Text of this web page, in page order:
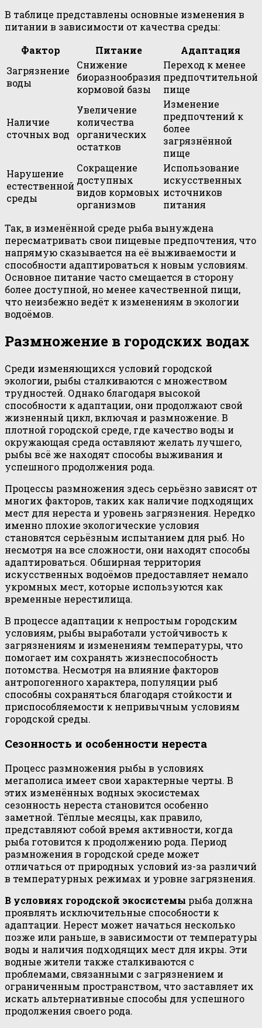
В таблице представлены основные изменения в
питании в зависимости от качества среды:
Фактор
Питание
Адаптация
Загрязнение
воды
Снижение
биоразнообразия
кормовой базы
Переход к менее
предпочтительной
пище
Наличие
сточных вод
Увеличение
количества
органических
остатков
Изменение
предпочтений к
более
загрязнённой
пище
Нарушение
естественной
среды
Сокращение
доступных
видов кормовых
организмов
Использование
искусственных
источников
питания
Так, в изменённой среде рыба вынуждена
пересматривать свои пищевые предпочтения, что
напрямую сказывается на её выживаемости и
способности адаптироваться к новым условиям.
Основное питание часто смещается в сторону
более доступной, но менее качественной пищи,
что неизбежно ведёт к изменениям в экологии
водоёмов.
Размножение в городских водах
Среди изменяющихся условий городской
экологии, рыбы сталкиваются с множеством
трудностей. Однако благодаря высокой
способности к адаптации, они продолжают свой
жизненный цикл, включая и размножение. В
плотной городской среде, где качество воды и
окружающая среда оставляют желать лучшего,
рыбы всё же находят способы выживания и
успешного продолжения рода.
Процессы размножения здесь серьёзно зависят от
многих факторов, таких как наличие подходящих
мест для нереста и уровень загрязнения. Нередко
именно плохие экологические условия
становятся серьёзным испытанием для рыб. Но
несмотря на все сложности, они находят способы
адаптироваться. Обширная территория
искусственных водоёмов предоставляет немало
укромных мест, которые используются как
временные нерестилища.
В процессе адаптации к непростым городским
условиям, рыбы выработали устойчивость к
загрязнениям и изменениям температуры, что
помогает им сохранять жизнеспособность
потомства. Несмотря на влияние факторов
антропогенного характера, популяции рыб
способны сохраняться благодаря стойкости и
приспособляемости к непривычным условиям
городской среды.
Сезонность и особенности нереста
Процесс размножения рыбы в условиях
мегаполиса имеет свои характерные черты. В
этих изменённых водных экосистемах
сезонность нереста становится особенно
заметной. Тёплые месяцы, как правило,
представляют собой время активности, когда
рыба готовится к продолжению рода. Период
размножения в городской среде может
отличаться от природных условий из-за различий
в температурных режимах и уровне загрязнения.
В условиях городской экосистемы рыба должна
проявлять исключительные способности к
адаптации. Нерест может начаться несколько
позже или раньше, в зависимости от температуры
воды и наличия подходящих мест для икры. Эти
водные жители также сталкиваются с
проблемами, связанными с загрязнением и
ограниченным пространством, что заставляет их
искать альтернативные способы для успешного
продолжения своего рода.